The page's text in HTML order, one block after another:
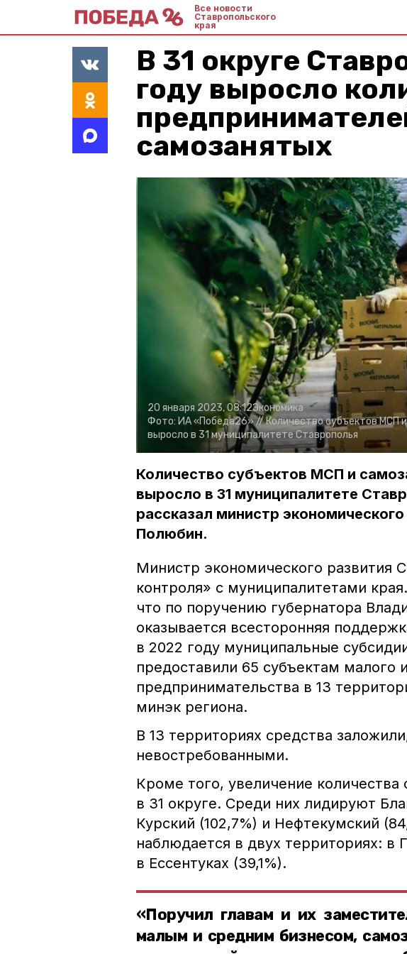
Все новости
Ставропольского
края
В 31 округе
году выросло
самозанятых
20 января 2023, 08:12Экономика
Фото: ИА «Победа26» //Количество субъектов МСП
выросло в 31 муниципалитете Ставрополья
Количество субъектов МСП и
выросло в 31 муниципалитете
рассказал министр
Полюбин.
Министр экономического развития
контроля» с муниципалитетами
что по поручению губернатора
оказывается всесторонняя
в 2022 году муниципальные
предоставили 65 субъектам малого
предпринимательства в 13
минэк региона.
В 13 территориях средства
невостребованными.
Кроме того, увеличение
в 31 округе. Среди них лидируют
Курский (102,7%) и Нефтекумский
наблюдается в двух территориях: в
в Ессентуках (39,1%).
«Поручил главам и их
малым и средним бизнесом,